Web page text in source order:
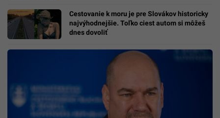
Cestovanie k moru je pre Slovákov historicky
najvýhodnejšie. Toľko ciest autom si môžeš
dnes dovoliť